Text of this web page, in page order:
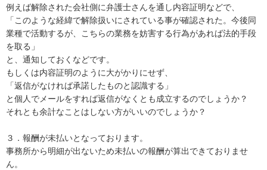
例えば解除された会社側に弁護士さんを通し内容証明などで、
「このような経緯で解除扱いにされている事が確認された。今後同
業種で活動するが、こちらの業務を妨害する行為があれば法的手段
を取る」
と、通知しておくなどです。
もしくは内容証明のように大がかりにせず、
「返信がなければ承諾したものと認識する」
と個人でメールをすれば返信がなくとも成立するのでしょうか？
それとも余計なことはしない方がいいのでしょうか？
３．報酬が未払いとなっております。
事務所から明細が出ないため未払いの報酬が算出できておりませ
ん。